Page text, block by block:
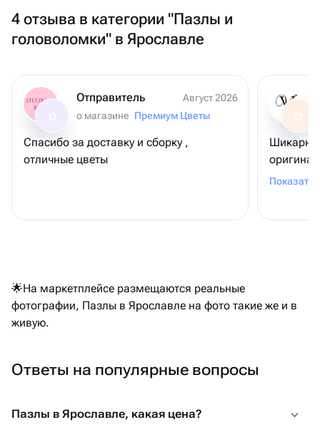
4 отзыва в категории "Пазлы и
головоломки" в Ярославле
Отправитель
Август 2026
о магазине Премиум Цветы
Спасибо за доставку и сборку ,
отличные цветы
О
букета с
Показать
🌟На маркетплейсе размещаются реальные
фотографии, Пазлы в Ярославле на фото такие же и в
живую.
Ответы на популярные вопросы
Пазлы в Ярославле, какая цена?